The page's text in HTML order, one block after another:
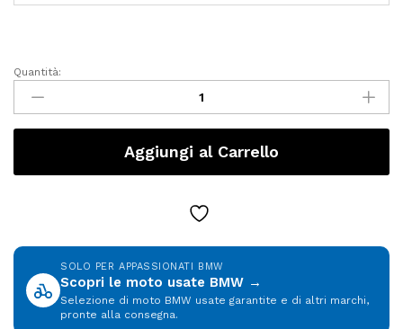
BMW
Motorrad
Giacca
GS
GORE-
Quantità:
Aggiungi al Carrello
SOLO PER APPASSIONATI BMW
Scopri le moto usate BMW →
Selezione di moto BMW usate garantite e di altri marchi,
pronte alla consegna.